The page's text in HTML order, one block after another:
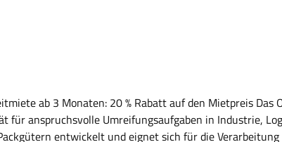
auf den Mietpreis Das OR-T 450 Reibschweißgerät (Mietmaschine) ist ein
für anspruchsvolle Umreifungsaufgaben in Industrie,
entwickelt und eignet sich für die